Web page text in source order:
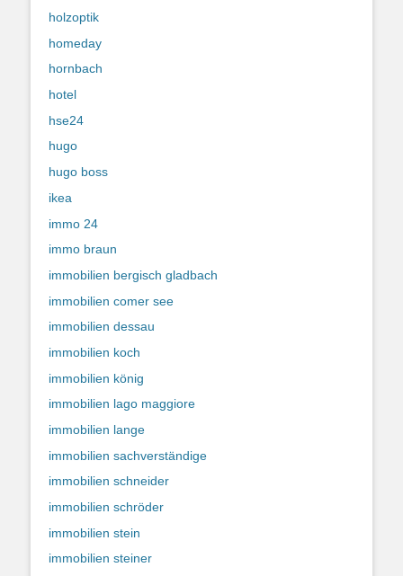
holzoptik
homeday
hornbach
hotel
hse24
hugo
hugo boss
ikea
immo 24
immo braun
immobilien bergisch gladbach
immobilien comer see
immobilien dessau
immobilien koch
immobilien könig
immobilien lago maggiore
immobilien lange
immobilien sachverständige
immobilien schneider
immobilien schröder
immobilien stein
immobilien steiner